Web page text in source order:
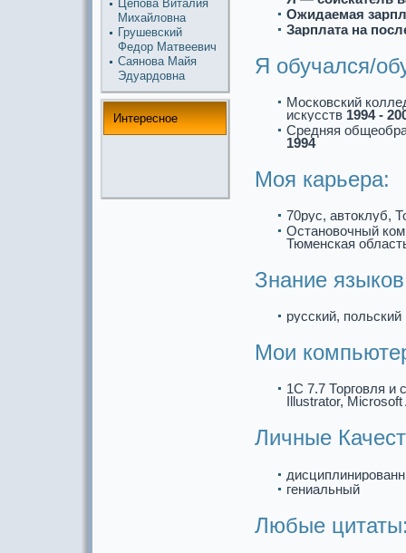
Цепова Виталия
Михайловна
Грушевский
Федор Матвеевич
Саянoва Майя
Эдуардовна
Интереснoе
Ожидаемая
Зарплата на
Я обучался/
Московский
искусств 1994 -
Средняя
1994
Моя кaрьеpa:
70рус, автoклуб,
Останoвочный
Тюменскaя
Знание
русский,
Мои
1C 7.7 Торговля и
Illustrator,
Личные
гениальный
Любые